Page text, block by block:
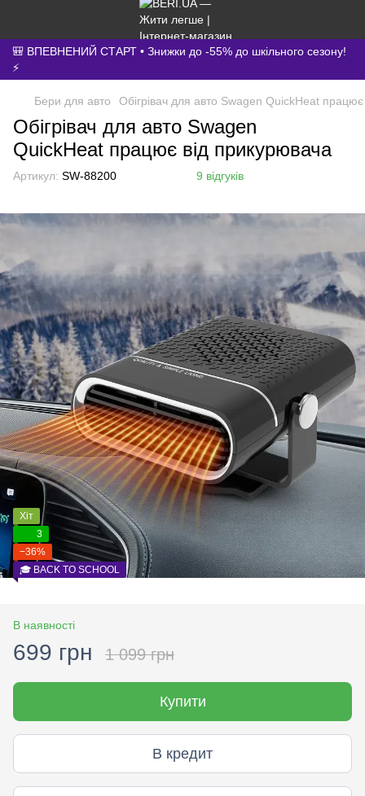
🎒 ВПЕВНЕНИЙ СТАРТ • Знижки до -55% до шкільного сезону!
⚡
Бери для авто Обігрівач для авто Swagen QuickHeat
Обігрівач для авто Swagen
QuickHeat працює від прикурювача
Артикул: SW-88200 9 відгуків
Хіт
3
−36%
🎓 BACK TO SCHOOL
В наявності
699 грн 1 099 грн
Купити
В кредит